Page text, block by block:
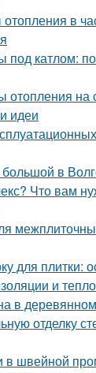
отопления в
под катлом:
отопления на
идеи
в
Что вам
для
и
в
отделку
в швейной